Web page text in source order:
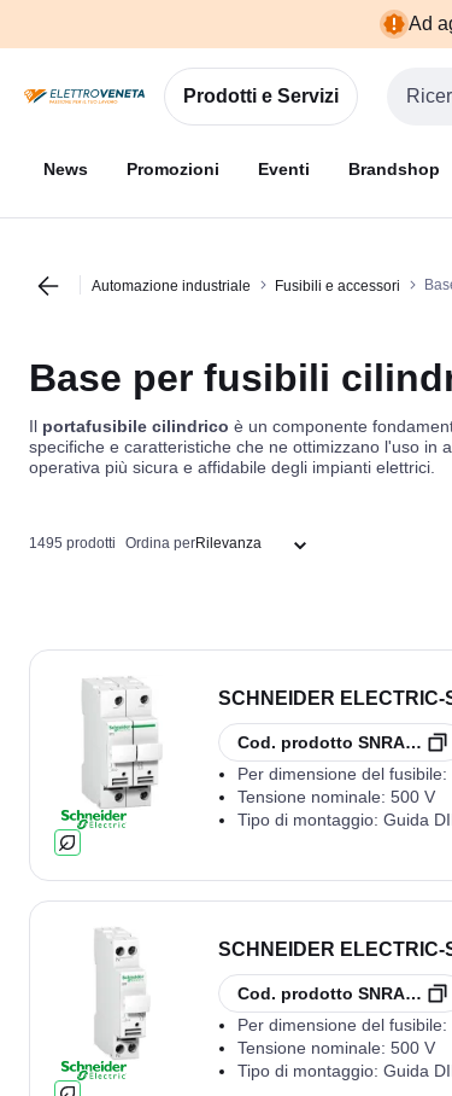
Ad
Prodotti e Servizi
Cerca
News Promozioni Eventi Brandshop
Automazione industriale Fusibili e accessori
Base per fusibili
Il portafusibile cilindrico è un componente
specifiche e caratteristiche che ne ottimizzano l'uso in
operativa più sicura e affidabile degli impianti elettrici.
1495 prodotti Ordina per
SCHNEIDER ELECTRIC-
copiaCod. prodotto
Per dimensione del fusibile:
Tensione nominale: 500 V
Tipo di montaggio: Guida
SCHNEIDER ELECTRIC-
copiaCod. prodotto
Per dimensione del fusibile:
Tensione nominale: 500 V
Tipo di montaggio: Guida